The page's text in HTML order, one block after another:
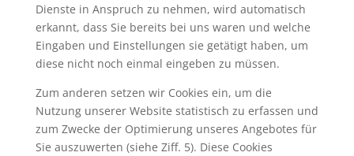
Dienste in Anspruch zu nehmen, wird automatisch
erkannt, dass Sie bereits bei uns waren und welche
Eingaben und Einstellungen sie getätigt haben, um
diese nicht noch einmal eingeben zu müssen.
Zum anderen setzen wir Cookies ein, um die
Nutzung unserer Website statistisch zu erfassen und
zum Zwecke der Optimierung unseres Angebotes für
Sie auszuwerten (siehe Ziff. 5). Diese Cookies